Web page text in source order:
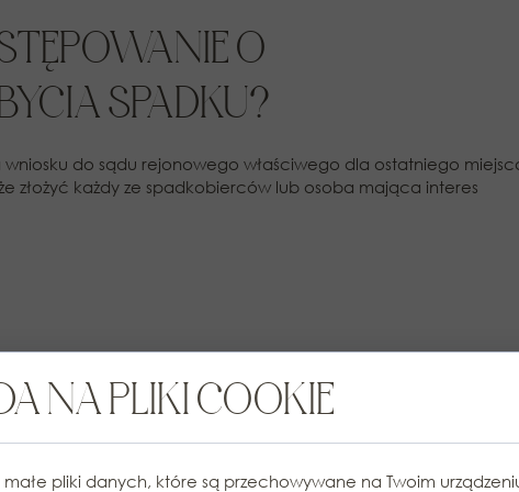
O
SPADKU?
wniosku do sądu rejonowego właściwego dla ostatniego
złożyć każdy ze spadkobierców lub osoba mająca interes
zazwyczaj krótkie. W przypadku konfliktu między
wydłużyć.
postanowienie o stwierdzeniu nabycia spadku, które po
NA PLIKI COOKIE
pliki danych, które są przechowywane na Twoim